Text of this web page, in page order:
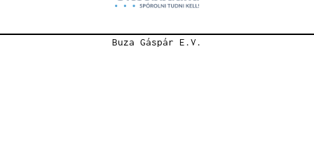
Buza Gáspár E.V.